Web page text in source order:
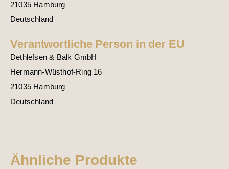
21035 Hamburg
Deutschland
Verantwortliche Person in der EU
Dethlefsen & Balk GmbH
Hermann-Wüsthof-Ring 16
21035 Hamburg
Deutschland
Ähnliche Produkte